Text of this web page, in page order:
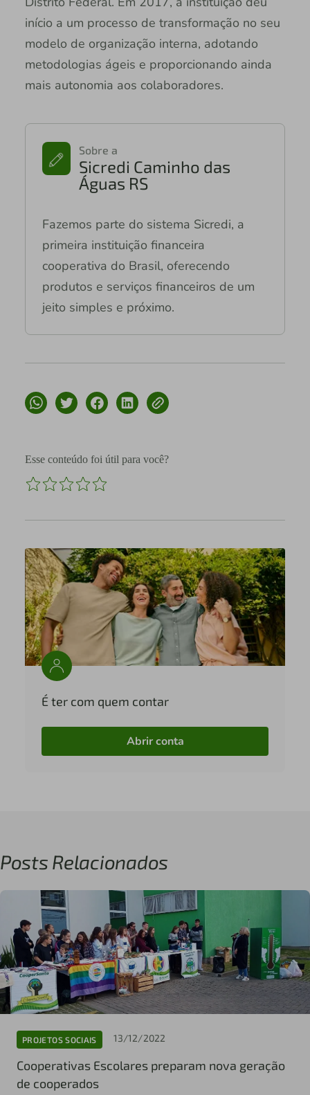
início a um processo de transformação no seu
modelo de organização interna, adotando
metodologias ágeis e proporcionando ainda
mais autonomia aos colaboradores.
Sobre a
Sicredi Caminho das
Águas RS
Fazemos parte do sistema Sicredi, a
primeira instituição financeira
cooperativa do Brasil, oferecendo
produtos e serviços financeiros de um
jeito simples e próximo.
Esse conteúdo foi útil para você?
É ter com quem contar
Abrir conta
Posts Relacionados
PROJETOS SOCIAIS 13/12/2022
Cooperativas Escolares preparam nova geração
de cooperados